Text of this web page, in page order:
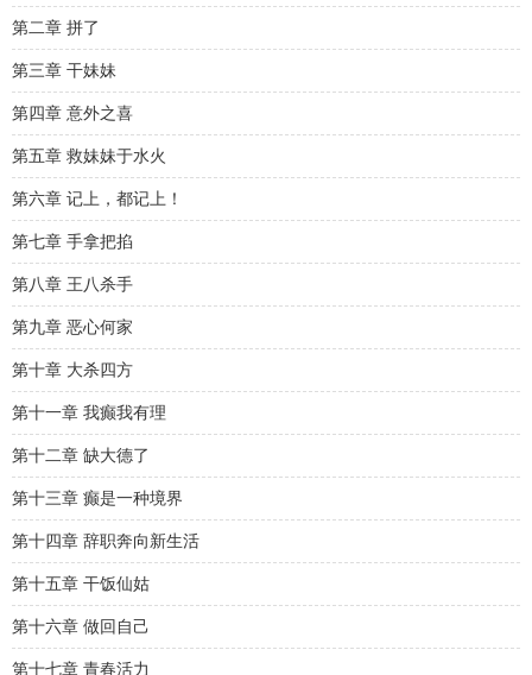
第二章 拼了
第三章 干妹妹
第四章 意外之喜
第五章 救妹妹于水火
第六章 记上，都记上！
第七章 手拿把掐
第八章 王八杀手
第九章 恶心何家
第十章 大杀四方
第十一章 我癫我有理
第十二章 缺大德了
第十三章 癫是一种境界
第十四章 辞职奔向新生活
第十五章 干饭仙姑
第十六章 做回自己
第十七章 青春活力